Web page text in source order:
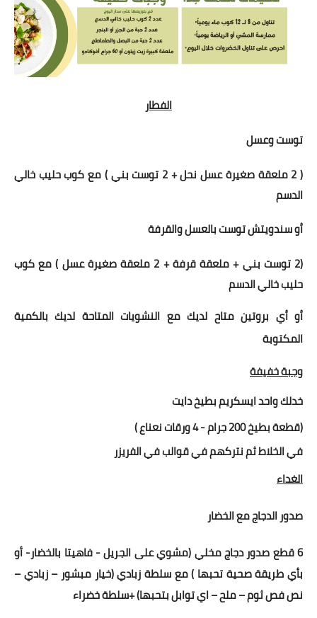
الفطار
توست وعسل
( 2 ملعقة صغيرة عسل نحل + 2 توست بني ) مع كوب حليب خالي
الدسم
أوسندويتش توست بالعسل والقرفة
(2 توست بني + ملعقة قرفة + 2 ملعقة صغيرة عسل ) مع كوب
حليب خالي الدسم
أو أي بروتين متاح لديك مع النشويات المتاحة لديك بالكمية
المكتوبة
وجبة خفيفة
خدلك واحد ايسكريمبطيخ دايت
(قطعة بطيخ 200 جرام - 4 ورقات نعناع )
في الخلاط ثم نتركهم في قوالب في الفريزر
الغداء
صدور الدجاج مع الخضار
6 قطع صدور دجاج مخلي (مشوي على الجريل - فاهيتا بالخضار- أو
بأي طريقة صحية تحبها ) معسلطة زبادي (خيار مبشور – زبادي –
نص فص ثوم – ملح – اي توابل بتحبها) +سلطة خضراء